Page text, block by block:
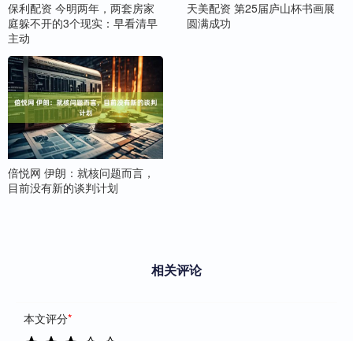
保利配资 今明两年，两套房家
庭躲不开的3个现实：早看清早
主动
天美配资 第25届庐山杯书画展
圆满成功
倍悦网 伊朗：就核问题而言，
目前没有新的谈判计划
相关评论
本文评分*